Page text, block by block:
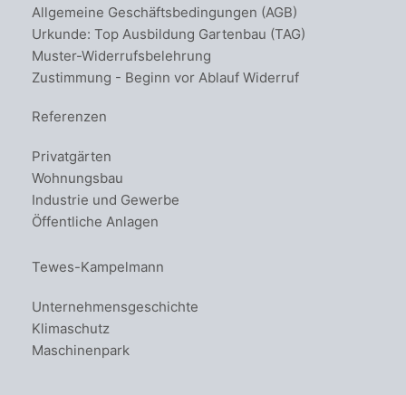
Allgemeine Geschäftsbedingungen (AGB)
Urkunde: Top Ausbildung Gartenbau (TAG)
Muster-Widerrufsbelehrung
Zustimmung - Beginn vor Ablauf Widerruf
Referenzen
Privatgärten
Wohnungsbau
Industrie und Gewerbe
Öffentliche Anlagen
Tewes-Kampelmann
Unternehmensgeschichte
Klimaschutz
Maschinenpark